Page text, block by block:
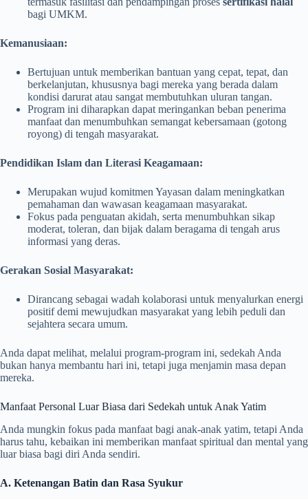
bagi UMKM.
Kemanusiaan:
Bertujuan untuk memberikan bantuan yang cepat, tepat, dan
berkelanjutan, khususnya bagi mereka yang berada dalam
kondisi darurat atau sangat membutuhkan uluran tangan.
Program ini diharapkan dapat meringankan beban penerima
manfaat dan menumbuhkan semangat kebersamaan (gotong
royong) di tengah masyarakat.
Pendidikan Islam dan Literasi Keagamaan:
Merupakan wujud komitmen Yayasan dalam meningkatkan
pemahaman dan wawasan keagamaan masyarakat.
Fokus pada penguatan akidah, serta menumbuhkan sikap
moderat, toleran, dan bijak dalam beragama di tengah arus
informasi yang deras.
Gerakan Sosial Masyarakat:
Dirancang sebagai wadah kolaborasi untuk menyalurkan energi
positif demi mewujudkan masyarakat yang lebih peduli dan
sejahtera secara umum.
Anda dapat melihat, melalui program-program ini, sedekah Anda
bukan hanya membantu hari ini, tetapi juga menjamin masa depan
mereka.
Manfaat Personal Luar Biasa dari Sedekah untuk Anak Yatim
Anda mungkin fokus pada manfaat bagi anak-anak yatim, tetapi Anda
harus tahu, kebaikan ini memberikan manfaat spiritual dan mental yang
luar biasa bagi diri Anda sendiri.
A. Ketenangan Batin dan Rasa Syukur